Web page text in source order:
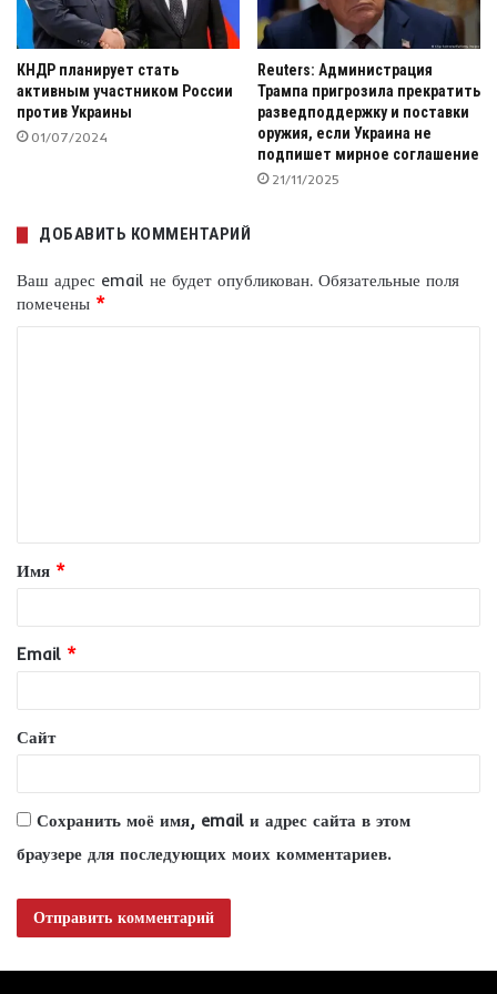
КНДР планирует стать
активным участником России
против Украины
01/07/2024
Reuters: Администрация
Трампа пригрозила прекратить
разведподдержку и поставки
оружия, если Украина не
подпишет мирное соглашение
21/11/2025
ДОБАВИТЬ КОММЕНТАРИЙ
Ваш адрес email не будет опубликован. Обязательные поля
помечены *
т
а
и
й
*
Имя *
Email *
Сайт
Сохранить моё имя, email и адрес сайта в этом
браузере для последующих моих комментариев.